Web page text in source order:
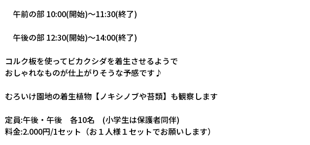
午前の部 10:00(開始)～11:30(終了)
午後の部 12:30(開始)～14:00(終了)
コルク板を使ってビカクシダを着生させるようで
おしゃれなものが仕上がりそうな予感です♪
むろいけ園地の着生植物【ノキシノブや苔類】も観察します
定員:午後・午後 各10名 (小学生は保護者同伴)
料金:2.000円/1セット（お１人様１セットでお願いします）